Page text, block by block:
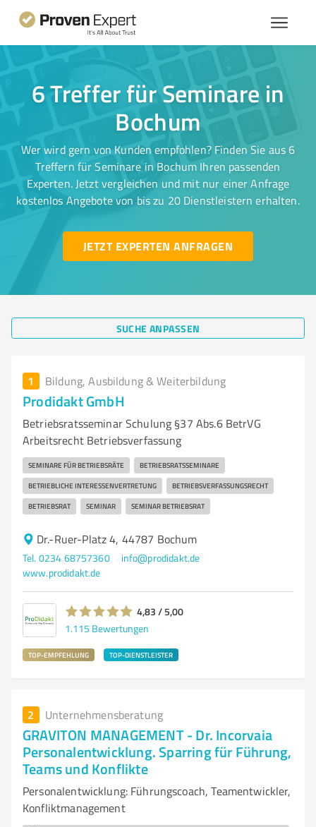
6 Treffer für Seminare in
Bochum
Wer wird gern von Kunden empfohlen? Finden Sie aus 6
Treffern für Seminare in Bochum Ihren passenden
Experten. Jetzt vergleichen und mit nur einer Anfrage
kostenlos Angebote von bis zu 20 Dienstleistern erhalten.
JETZT EXPERTEN ANFRAGEN
SUCHE ANPASSEN
1 Bildung, Ausbildung & Weiterbildung
Prodidakt GmbH
Betriebsratsseminar Schulung §37 Abs.6 BetrVG
Arbeitsrecht Betriebsverfassung
SEMINARE FÜR BETRIEBSRÄTE BETRIEBSRATSSEMINARE
BETRIEBLICHE INTERESSENVERTRETUNG BETRIEBSVERFASSUNGSRECHT
BETRIEBSRAT SEMINAR SEMINAR BETRIEBSRAT
Dr.-Ruer-Platz 4, 44787 Bochum
Tel. 0234 68757360
info@prodidakt.de
www.prodidakt.de
4,83 / 5,00
1.115 Bewertungen
TOP-EMPFEHLUNG TOP-DIENSTLEISTER
2 Unternehmensberatung
GRAVITON MANAGEMENT - Dr. Incorvaia
Personalentwicklung. Sparring für Führung,
Teams und Konflikte
Personalentwicklung: Führungscoach, Teamentwickler,
Konfliktmanagement